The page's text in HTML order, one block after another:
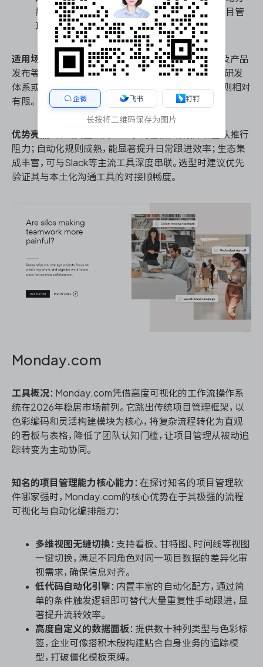
配任务、调整状态与同步截止日期，大幅削减项目管
理中的行政性跟进开销。
适用场景
：中大型企业的跨部门协同项目、市场运营及产品
发布等轻量级至中量级工作流。若团队重度依赖敏捷研发
体系或需精细化的资源与成本核算，Asana的支撑力则相对
有限。
优势亮点
：界面交互极简且上手门槛低，有效降低团队推行
阻力；自动化规则成熟，能显著提升日常跟进效率；生态集
成丰富，可与Slack等主流工具深度串联。选型时建议优先
验证其与本土化沟通工具的对接顺畅度。
Monday.com
工具概况：Monday.com凭借高度可视化的工作流操作系
统在2026年稳居市场前列。它跳出传统项目管理框架，以
色彩编码和灵活构建模块为核心，将复杂流程转化为直观
的看板与表格，降低了团队认知门槛，让项目管理从被动追
踪转变为主动协同。
知名的项目管理能力核心能力 ：在探讨知名的项目管理软
件哪家强时，Monday.com的核心优势在于其极强的流程
可视化与自动化编排能力：
多维视图无缝切换 ：支持看板、甘特图、时间线等视图
一键切换，满足不同角色对同一项目数据的差异化审
视需求，确保信息对齐。
低代码自动化引擎：内置丰富的自动化配方，通过简
单的条件触发逻辑即可替代大量重复性手动跟进，显
著提升流转效率。
高度自定义的数据面板 ：提供数十种列类型与色彩标
签，企业可像搭积木般构建贴合自身业务的追踪模
型，打破僵化模板束缚。
企微 飞书 钉钉
长按将二维码保存为图片